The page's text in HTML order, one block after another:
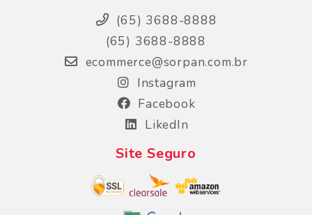
(65) 3688-8888
(65) 3688-8888
ecommerce@sorpan.com.br
Instagram
Facebook
LikedIn
Site Seguro